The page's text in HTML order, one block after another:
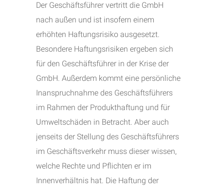
Der Geschäftsführer vertritt die GmbH
nach außen und ist insofern einem
erhöhten Haftungsrisiko ausgesetzt.
Besondere Haftungsrisiken ergeben sich
für den Geschäftsführer in der Krise der
GmbH. Außerdem kommt eine persönliche
Inanspruchnahme des Geschäftsführers
im Rahmen der Produkthaftung und für
Umweltschäden in Betracht. Aber auch
jenseits der Stellung des Geschäftsführers
im Geschäftsverkehr muss dieser wissen,
welche Rechte und Pflichten er im
Innenverhältnis hat. Die Haftung der